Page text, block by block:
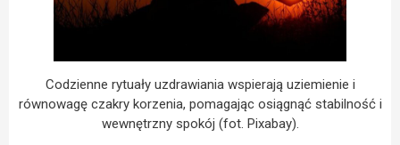
Codzienne rytuały uzdrawiania wspierają uziemienie i
równowagę czakry korzenia, pomagając osiągnąć stabilność i
wewnętrzny spokój (fot. Pixabay).